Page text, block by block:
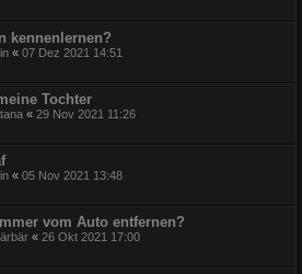
kennenlernen?
« 07 Dez 2021 14:51
Tochter
« 29 Nov 2021 11:26
« 05 Nov 2021 13:48
vom Auto entfernen?
« 26 Okt 2021 17:00